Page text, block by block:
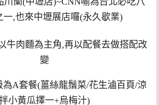
牛肉麵為主角,再以配餐去做搭配改
變
為A套餐(薑絲龍鬚菜/花生滷百頁/涼
小黃瓜擇一+烏梅汁)